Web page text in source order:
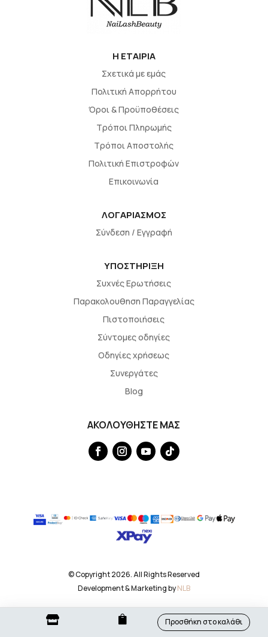
H EΤΑΙΡΙΑ
Σχετικά με εμάς
Πολιτική Απορρήτου
Όροι & Προϋποθέσεις
Τρόποι Πληρωμής
Τρόποι Αποστολής
Πολιτική Επιστροφών
Επικοινωνία
ΛΟΓΑΡΙΑΣΜΟΣ
Σύνδεση / Εγγραφή
ΥΠΟΣΤΗΡΙΞΗ
Συχνές Ερωτήσεις
Παρακολουθηση Παραγγελίας
Πιστοποιήσεις
Σύντομες οδηγίες
Οδηγίες χρήσεως
Συνεργάτες
Blog
ΑΚΟΛΟΥΘΗΣΤΕ ΜΑΣ
© Copyright 2026. All Rights Reserved
Development & Marketing byNLB
  Προσθήκη στο καλάθι